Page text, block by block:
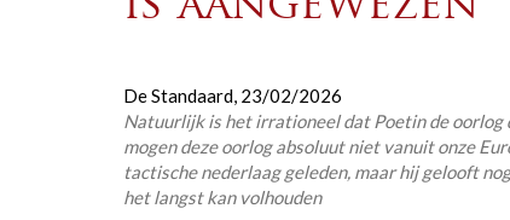
De Standaard, 23/02/2026
Natuurlijk is het irrationeel dat Poetin de oorlog
mogen deze oorlog absoluut niet vanuit onze
tactische nederlaag geleden, maar hij gelooft
het langst kan volhouden